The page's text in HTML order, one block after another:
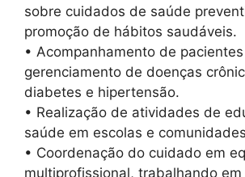
sobre cuidados de saúde
promoção de hábitos saudáveis.
• Acompanhamento de
gerenciamento de doenças
diabetes e hipertensão.
• Realização de atividades de
saúde em escolas e
• Coordenação do cuidado em
multiprofissional, trabalhando